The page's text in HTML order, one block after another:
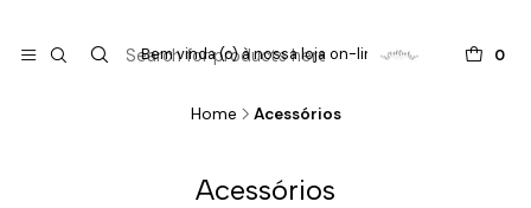
0
Bem vinda (o) à nossa loja on-line !
Home Acessórios
Acessórios